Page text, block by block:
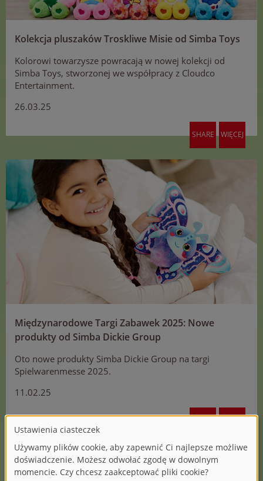
Kolekcja pluszaków Troskliwe Misie od Simba Toys
Kolorowi towarzysze powracają w nowej kolekcji od
Simba Toys, stworzonej we współpracy z Cloudco
Entertainment.
26.03.25
SHARE WIĘCEJ
Międzynarodowe Targi Zabawek 2025: Nowe
produkty od Simba Dickie Group
Oto nowe produkty Simba Dickie Group na targi
Spielwarenmesse 2025.
11.02.25
SHARE WIĘCEJ